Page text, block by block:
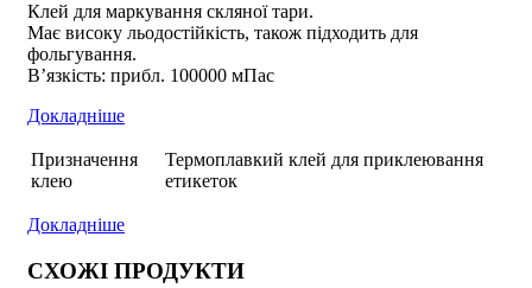
Клей для маркування скляної тари.
Має високу льодостійкість, також підходить для
фольгування.
В’язкість: прибл. 100000 мПас
Докладніше
Призначення
клею
Термоплавкий клей для приклеювання
етикеток
Докладніше
СХОЖІ ПРОДУКТИ